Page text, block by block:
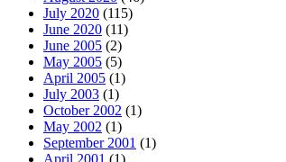
July 2020 (115)
June 2020 (11)
June 2005 (2)
May 2005 (5)
April 2005 (1)
July 2003 (1)
October 2002 (1)
May 2002 (1)
September 2001 (1)
April 2001 (1)